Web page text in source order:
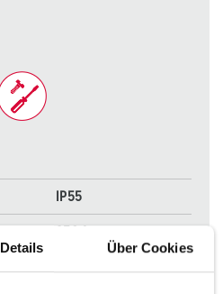
Details Über Cookies
IP55